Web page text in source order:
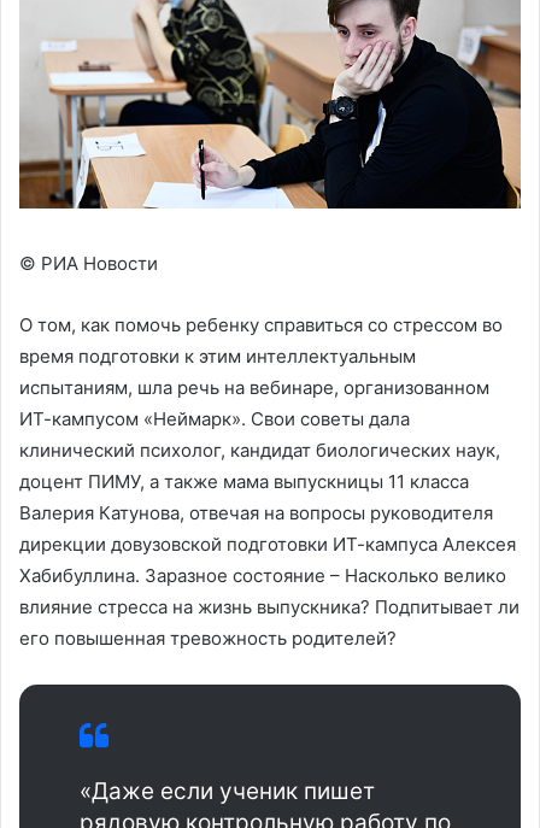
© РИА Новости
О том, как помочь ребенку справиться со стрессом во
время подготовки к этим интеллектуальным
испытаниям, шла речь на вебинаре, организованном
ИТ-кампусом «Неймарк». Свои советы дала
клинический психолог, кандидат биологических наук,
доцент ПИМУ, а также мама выпускницы 11 класса
Валерия Катунова, отвечая на вопросы руководителя
дирекции довузовской подготовки ИТ-кампуса Алексея
Хабибуллина. Заразное состояние – Насколько велико
влияние стресса на жизнь выпускника? Подпитывает ли
его повышенная тревожность родителей?
«Даже если ученик пишет